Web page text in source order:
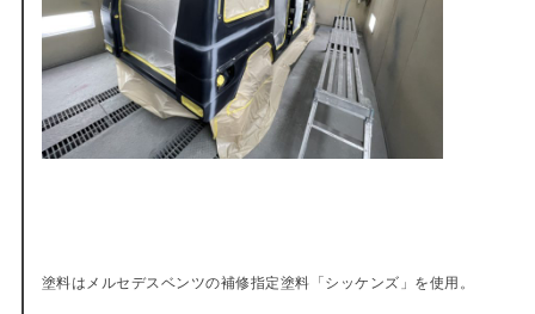
塗料はメルセデスベンツの補修指定塗料「シッケンズ」を使用。